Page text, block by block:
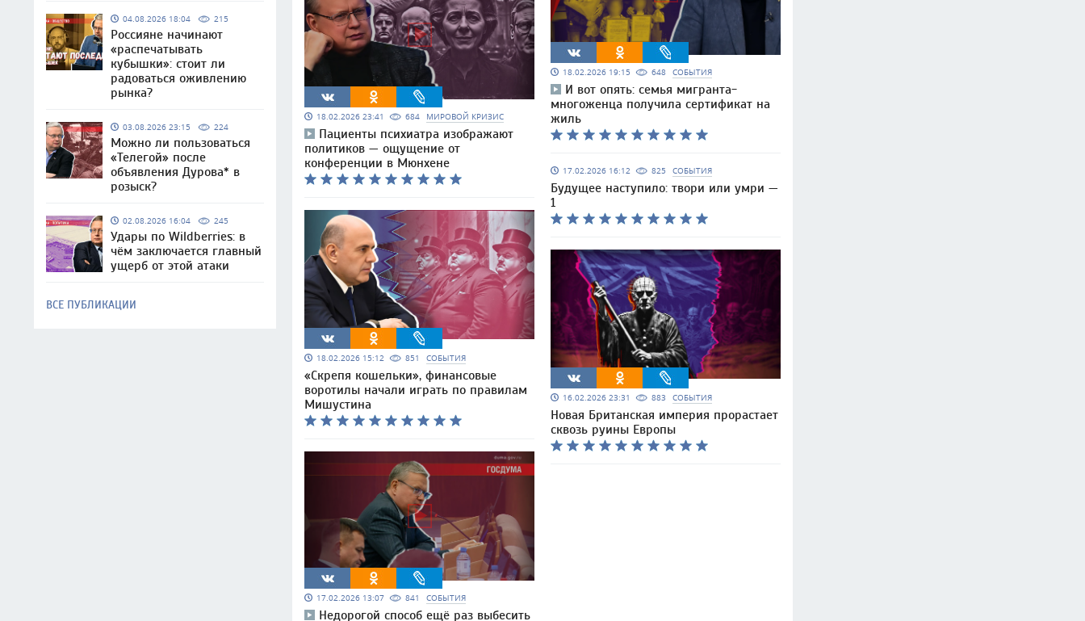
04.08.2026 18:04 215
Россияне начинают
«распечатывать
кубышки»: стоит ли
радоваться оживлению
рынка?
03.08.2026 23:15 224
Можно ли пользоваться
«Телегой» после
объявления Дурова* в
розыск?
02.08.2026 16:04 245
Удары по Wildberries: в
чём заключается главный
ущерб от этой атаки
ВСЕ ПУБЛИКАЦИИ
18.02.2026 23:41 684 МИРОВОЙ КРИЗИС
Пациенты психиатра изображают
политиков — ощущение от
конференции в Мюнхене
18.02.2026 15:12 851 СОБЫТИЯ
«Скрепя кошельки», финансовые
воротилы начали играть по правилам
Мишустина
17.02.2026 13:07 841 СОБЫТИЯ
Недорогой способ ещё раз выбесить
18.02.2026 19:15 648 СОБЫТИЯ
И вот опять: семья мигранта-
многоженца получила сертификат на
жиль
17.02.2026 16:12 825 СОБЫТИЯ
Будущее наступило: твори или умри —
1
16.02.2026 23:31 883 СОБЫТИЯ
Новая Британская империя прорастает
сквозь руины Европы